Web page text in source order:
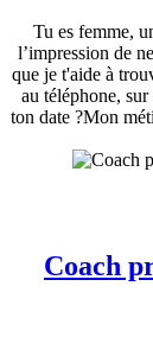
Tu es femme,
l’impression de
que je t'aide à
au téléphone,
ton date ?Mon
Coach